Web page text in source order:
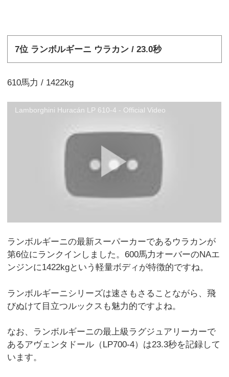
7位 ランボルギーニ ウラカン / 23.0秒
610馬力 / 1422kg
Lamborghini Huracán LP 610-4 - Official Video
ランボルギーニの最新スーパーカーであるウラカンが
第6位にランクインしました。600馬力オーバーのNAエ
ンジンに1422kgという軽量ボディが特徴的ですね。
ランボルギーニシリーズは速さもさることながら、飛
びぬけて目立つルックスも魅力的ですよね。
なお、ランボルギーニの最上級ラグジュアリーカーで
あるアヴェンタドール（LP700-4）は23.3秒を記録して
います。